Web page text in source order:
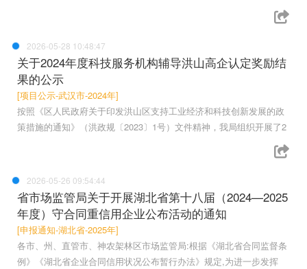
2026-05-28 10:48:47
关于2024年度科技服务机构辅导洪山高企认定奖励结
果的公示
[项目公示-武汉市-2024年]
按照《区人民政府关于印发洪山区支持工业经济和科技创新发展的政
策措施的通知》（洪政规〔2023〕1号）文件精神，我局组织开展了2
2026-05-26 09:54:44
省市场监管局关于开展湖北省第十八届（2024—2025
年度）守合同重信用企业公布活动的通知
[申报通知-湖北省-2025年]
各市、州、直管市、神农架林区市场监管局:根据《湖北省合同监督条
例》《湖北省企业合同信用状况公布暂行办法》规定,为进一步发挥